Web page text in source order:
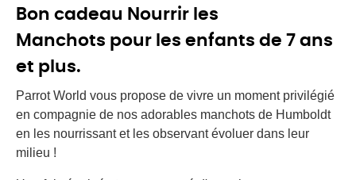
Bon cadeau Nourrir les
Manchots pour les enfants de 7 ans
et plus.
Parrot World vous propose de vivre un moment privilégié
en compagnie de nos adorables manchots de Humboldt
en les nourrissant et les observant évoluer dans leur
milieu !